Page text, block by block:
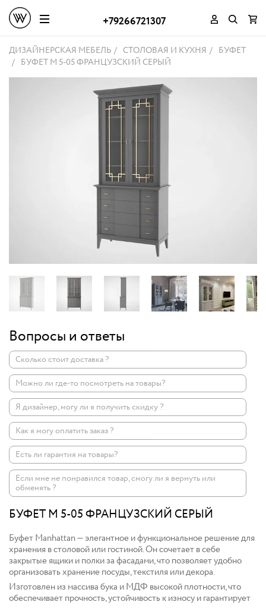
+79266721307
ДИЗАЙНЕРСКАЯ МЕБЕЛЬ СТОЛОВАЯ И КУХНЯ
БУФЕТ
БУФЕТ M 5-05 ФРАНЦУЗСКИЙ СЕРЫЙ
Вопросы и ответы
Сколько стоит доставка ?
Можно ли где-то посмотреть на товары?
Я дизайнер, могу ли я получить скидку ?
Как я могу оплатить заказ ?
Есть ли гарантия на товары?
Если мне не понравился товар, смогу ли я вернуть или
обменять ?
БУФЕТ M 5-05 ФРАНЦУЗСКИЙ СЕРЫЙ
Буфет Manhattan — элегантное и функциональное решение для
хранения в столовой или гостиной. Он сочетает в себе
закрытые ящики и полки за фасадами, что позволяет удобно
организовать хранение посуды, текстиля или декора.
Изготовлен из массива бука и МДФ высокой плотности, что
обеспечивает прочность, устойчивость к износу и гарантирует